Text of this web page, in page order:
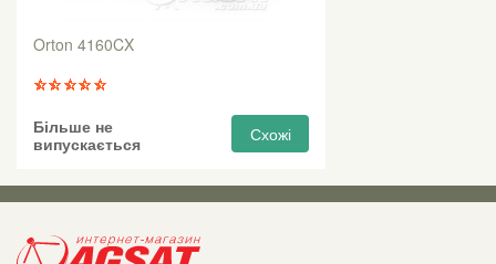
Orton 4160CX
Більше не
випускається
Схожі